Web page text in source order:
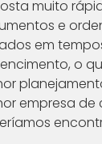
muito
e
em
o
empresa